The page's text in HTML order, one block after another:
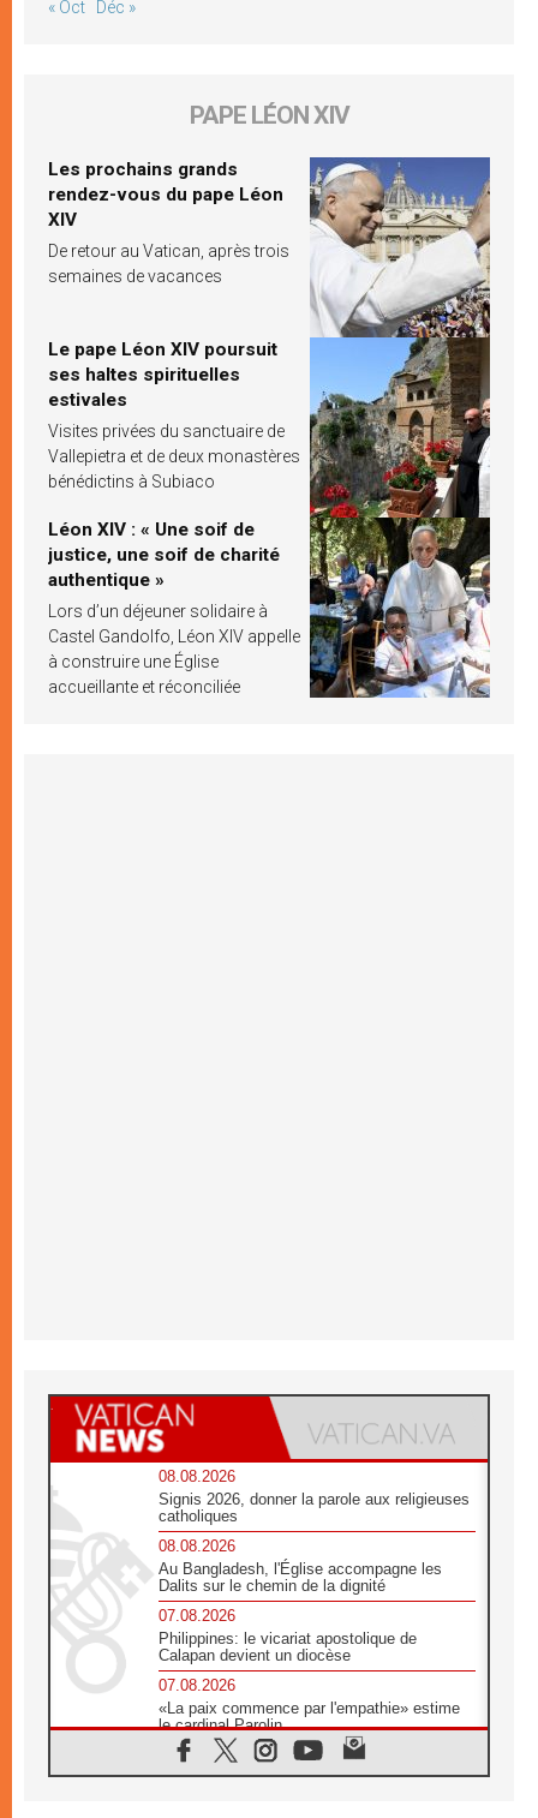
« Oct Déc »
PAPE LÉON XIV
Les prochains grands
rendez-vous du pape Léon
XIV
De retour au Vatican, après trois
semaines de vacances
Le pape Léon XIV poursuit
ses haltes spirituelles
estivales
Visites privées du sanctuaire de
Vallepietra et de deux monastères
bénédictins à Subiaco
Léon XIV : « Une soif de
justice, une soif de charité
authentique »
Lors d’un déjeuner solidaire à
Castel Gandolfo, Léon XIV appelle
à construire une Église
accueillante et réconciliée
08.08.2026
Signis 2026, donner la parole aux religieuses
catholiques
08.08.2026
Au Bangladesh, l'Église accompagne les
Dalits sur le chemin de la dignité
07.08.2026
Philippines: le vicariat apostolique de
Calapan devient un diocèse
07.08.2026
«La paix commence par l'empathie» estime
le cardinal Parolin
07.08.2026
En Colombie, «la paix ne s'achète pas avec